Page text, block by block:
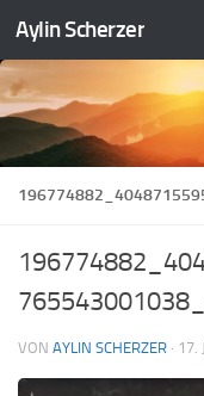
Zum Inhalt springen
Aylin Scherzer
VON AYLIN SCHERZER · 17.